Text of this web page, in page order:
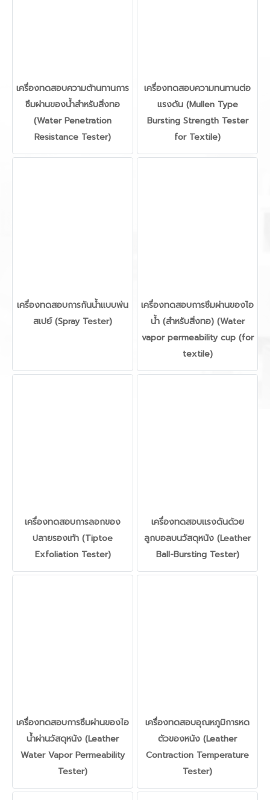
เครื่องทดสอบความต้านทานการ
ซึมผ่านของน้ำสำหรับสิ่งทอ
(Water Penetration
Resistance Tester)
เครื่องทดสอบความทนทานต่อ
แรงดัน (Mullen Type
Bursting Strength Tester
for Textile)
เครื่องทดสอบการกันน้ำแบบพ่น
สเปย์ (Spray Tester)
เครื่องทดสอบการซึมผ่านของไอ
น้ำ (สำหรับสิ่งทอ) (Water
vapor permeability cup (for
textile)
เครื่องทดสอบการลอกของ
ปลายรองเท้า (Tiptoe
Exfoliation Tester)
เครื่องทดสอบแรงดันด้วย
ลูกบอลบนวัสดุหนัง (Leather
Ball-Bursting Tester)
เครื่องทดสอบการซึมผ่านของไอ
น้ำผ่านวัสดุหนัง (Leather
Water Vapor Permeability
Tester)
เครื่องทดสอบอุณหภูมิการหด
ตัวของหนัง (Leather
Contraction Temperature
Tester)